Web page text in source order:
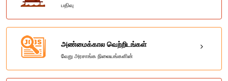
பதிவு
அண்மைக்கால வெற்றிடங்கள்
வேறு அரசாங்க நிலையங்களின்